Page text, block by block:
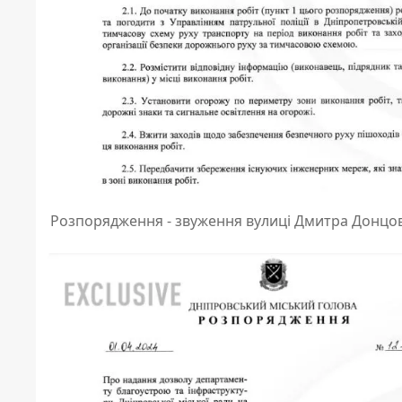
Розпорядження - звуження вулиці Дмитра